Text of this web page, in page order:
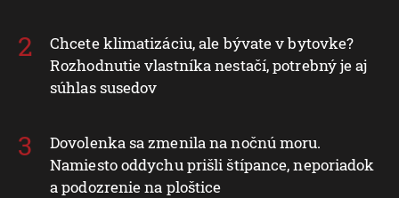
Chcete klimatizáciu, ale bývate v bytovke?
Rozhodnutie vlastníka nestačí, potrebný je aj
súhlas susedov
Dovolenka sa zmenila na nočnú moru.
Namiesto oddychu prišli štípance, neporiadok
a podozrenie na ploštice